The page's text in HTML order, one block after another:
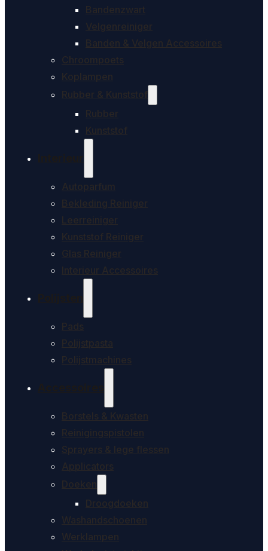
Bandenzwart
Velgenreiniger
Banden & Velgen Accessoires
Chroompoets
Koplampen
Rubber & Kunststof
Rubber
Kunststof
Autoparfum
Bekleding Reiniger
Leerreiniger
Kunststof Reiniger
Glas Reiniger
Interieur Accessoires
Pads
Polijstpasta
Polijstmachines
Borstels & Kwasten
Reinigingspistolen
Sprayers & lege flessen
Applicators
Doeken
Droogdoeken
Washandschoenen
Werklampen